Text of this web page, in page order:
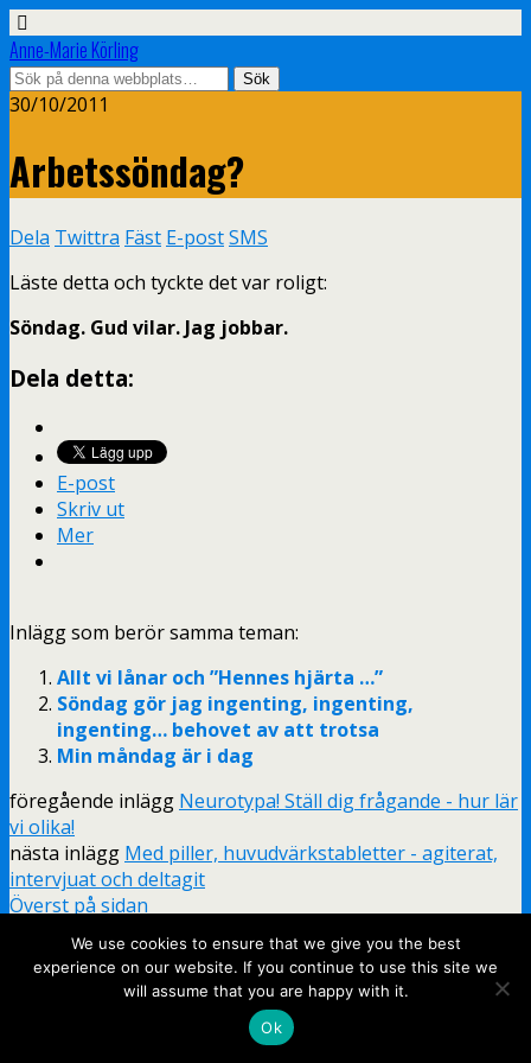
Anne-Marie Körling
30/10/2011
Arbetssöndag?
Dela Twittra Fäst E-postSMS
Läste detta och tyckte det var roligt:
Söndag. Gud vilar. Jag jobbar.
Dela detta:
E-post
Skriv ut
Mer
Inlägg som berör samma teman:
Allt vi lånar och ”Hennes hjärta …”
Söndag gör jag ingenting, ingenting,
ingenting… behovet av att trotsa
Min måndag är i dag
föregående inlägg Neurotypa! Ställ dig frågande - hur lär
vi olika!
nästa inlägg Med piller, huvudvärkstabletter - agiterat,
intervjuat och deltagit
We use cookies to ensure that we give you the best
experience on our website. If you continue to use this site we
will assume that you are happy with it.
Ok
Överst på sidan
skrivbord